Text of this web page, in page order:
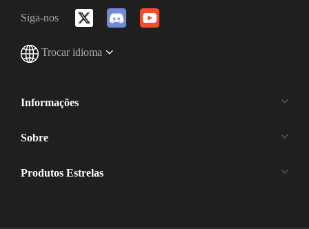
Siga-nos
Trocar idioma
Informações
Sobre
Produtos Estrelas